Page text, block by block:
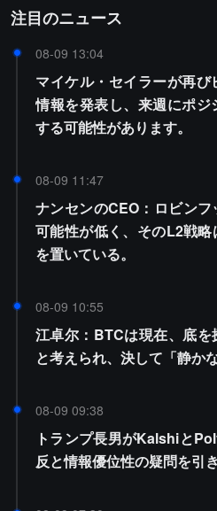
注目のニュース
08-09 13:04
マイケル・セイラーが再
情報を発表し、来週にポ
する可能性があります。
08-09 11:47
ナンセンのCEO：ロビン
可能性が低く、そのL2戦
を置いている。
08-09 10:55
江卓尔：BTCは現在、底
と考えられ、決して「静か
08-09 09:38
トランプ長男がKalshiと
反と情報優位性の疑問を引